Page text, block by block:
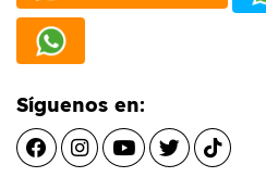
Síguenos en: